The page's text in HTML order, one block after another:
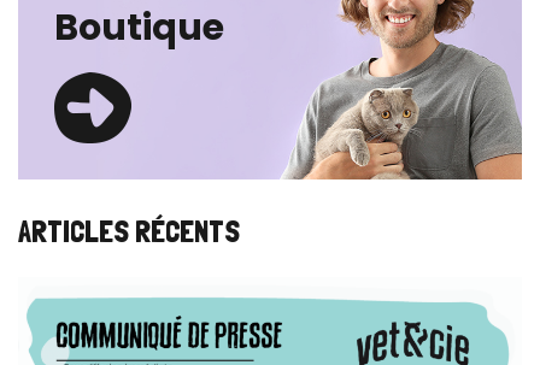
Boutique
ARTICLES RÉCENTS